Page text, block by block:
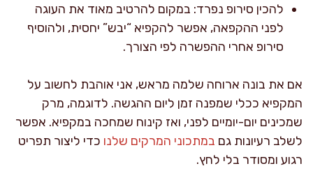
להכין סירופ נפרד: במקום להרטיב מאוד את העוגה
לפני ההקפאה, אפשר להקפיא “יבש” יחסית, ולהוסיף
סירופ אחרי ההפשרה לפי הצורך.
אם את בונה ארוחה שלמה מראש, אני אוהבת לחשוב על
המקפיא ככלי שמפנה זמן ליום ההגשה. לדוגמה, מרק
שמכינים יום-יומיים לפני, ואז קינוח שמחכה במקפיא. אפשר
לשלב רעיונות גם במתכוני המרקים שלנו כדי ליצור תפריט
רגוע ומסודר בלי לחץ.